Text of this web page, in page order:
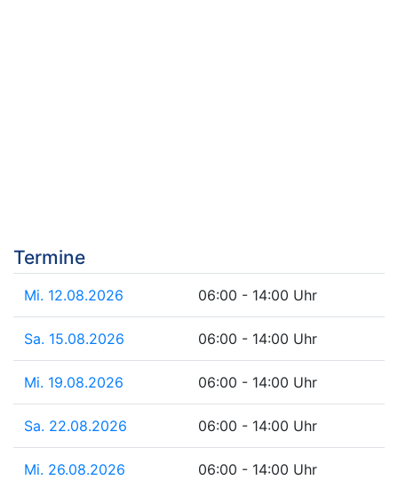
Termine
Mi. 12.08.2026 06:00 - 14:00 Uhr
Sa. 15.08.2026 06:00 - 14:00 Uhr
Mi. 19.08.2026 06:00 - 14:00 Uhr
Sa. 22.08.2026 06:00 - 14:00 Uhr
Mi. 26.08.2026 06:00 - 14:00 Uhr